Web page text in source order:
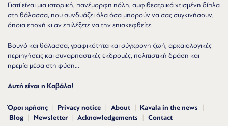
Γιατί είναι μια ιστορική, πανέμορφη πόλη, αμφιθεατρικά χτισμένη δίπλα
στη θάλασσα, που συνδυάζει όλα όσα μπορούν να σας συγκινήσουν,
όποια εποχή κι αν επιλέξετε να την επισκεφθείτε.
Βουνό και θάλασσα, γραφικότητα και σύγχρονη ζωή, αρχαιολογικές
περιηγήσεις και συναρπαστικές εκδρομές, πολιτιστική δράση και
ηρεμία μέσα στη φύση...
Αυτή είναι η Καβάλα!
Όροι χρήσης Privacy notice About
Kavala in the news
Blog
Newsletter Acknowledgements Contact